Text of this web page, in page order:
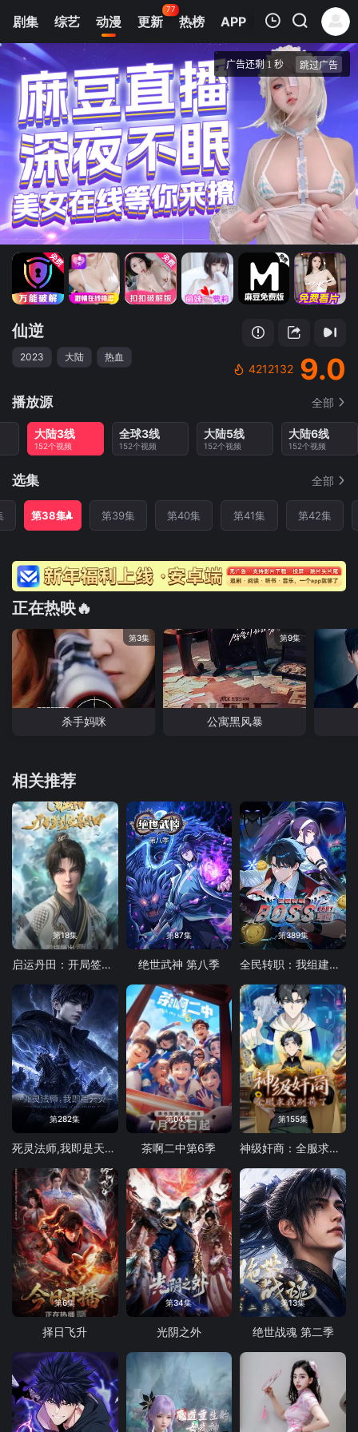
剧集 综艺 动漫 更新
77
热榜 APP
我的观影记录
第38集
仙逆
清空
仙逆
2023 大陆 热血
4212132 9.0
播放源 全部
大陆3线
152个视频
全球3线
152个视频
大陆5线
152个视频
大陆6线
152个视频
选集 全部
第38集 第39集 第40集 第41集 第42集
正在热映🔥
第3集
杀手妈咪
第9集
公寓黑风暴
相关推荐
第18集
启运丹田：开局签到至尊丹田
第87集
绝世武神 第八季
第389集
全民转职：我组建了BOSS军团
第282集
死灵法师,我即是天灾(2026)
第04集
茶啊二中第6季
第155集
神级奸商：全服求我别薅了 动态漫画
第6集
择日飞升
第34集
光阴之外
第13集
绝世战魂 第二季